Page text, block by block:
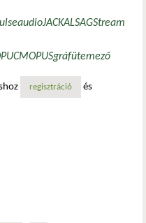
JACKALSAGStream
UCMOPUSgráfütemező
szimbolikus linkek a bináris
regisztráció és